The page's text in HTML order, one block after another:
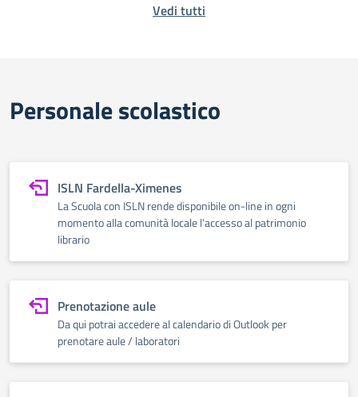
Vedi tutti
Personale scolastico
ISLN Fardella-Ximenes
La Scuola con ISLN rende disponibile on-line in ogni
momento alla comunità locale l’accesso al patrimonio
librario
Prenotazione aule
Da qui potrai accedere al calendario di Outlook per
prenotare aule / laboratori